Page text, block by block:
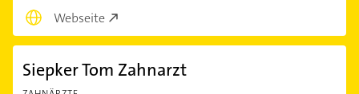
Webseite
Siepker Tom Zahnarzt